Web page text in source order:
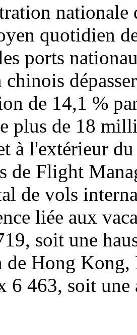
nationale
quotidien
ports
de 14,1 %
plus de 18
à l'extérieur
de Flight
de vols
liée aux
soit une
de Hong
6 463, soit